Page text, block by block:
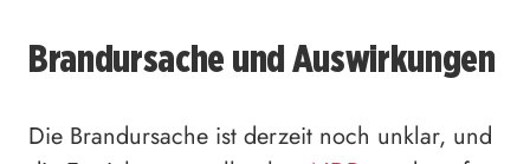
Brandursache und Auswirkungen
Die Brandursache ist derzeit noch unklar, und